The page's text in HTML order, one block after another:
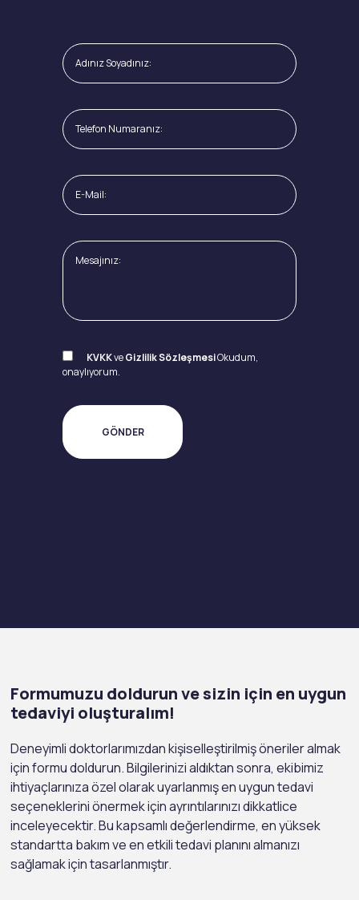
KVKKveGizlilik SözleşmesiOkudum,
onaylıyorum.
Formumuzu doldurun ve sizin için en uygun
tedaviyi oluşturalım!
Deneyimli doktorlarımızdan kişiselleştirilmiş öneriler almak
için formu doldurun. Bilgilerinizi aldıktan sonra, ekibimiz
ihtiyaçlarınıza özel olarak uyarlanmış en uygun tedavi
seçeneklerini önermek için ayrıntılarınızı dikkatlice
inceleyecektir. Bu kapsamlı değerlendirme, en yüksek
standartta bakım ve en etkili tedavi planını almanızı
sağlamak için tasarlanmıştır.